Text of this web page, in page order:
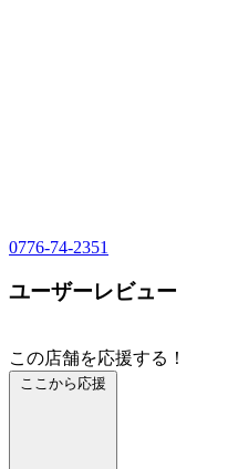
0776-74-2351
ユーザーレビュー
この店舗を応援する！
ここから応援